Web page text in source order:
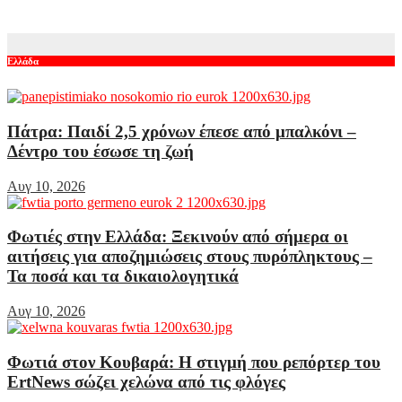
Ελλάδα
Πάτρα: Παιδί 2,5 χρόνων έπεσε από μπαλκόνι –
Δέντρο του έσωσε τη ζωή
Αυγ 10, 2026
Φωτιές στην Ελλάδα: Ξεκινούν από σήμερα οι
αιτήσεις για αποζημιώσεις στους πυρόπληκτους –
Τα ποσά και τα δικαιολογητικά
Αυγ 10, 2026
Φωτιά στον Κουβαρά: Η στιγμή που ρεπόρτερ του
ErtNews σώζει χελώνα από τις φλόγες